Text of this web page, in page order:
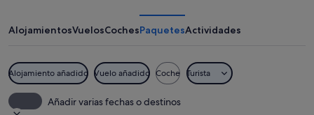
Señora
Copacabana
AlojamientosVuelosCochesPaquetesActividades
Alojamiento añadido Vuelo añadido Coche Turista
Añadir varias fechas o destinos